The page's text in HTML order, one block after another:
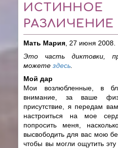
ИСТИННОЕ
РАЗЛИЧЕНИЕ
Мать Мария , 27 июня 2008.
Это часть диктовки,
можетездесь
Мой дар
Мои возлюбленные, в
внимание, за ваше
присутствие, я передам
настроиться на мое
попросить меня,
высвободить для вас мою
чтобы вы могли ощутить